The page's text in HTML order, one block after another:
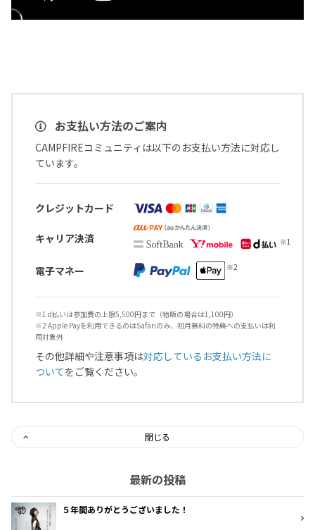
お支払い方法のご案内
CAMPFIREコミュニティは以下のお支払い方法に対応し
ています。
クレジットカード
キャリア決済
電子マネー
※1 d払いは参加費の上限5,500円まで（物販の場合は1,100円）
※2 Apple Payを利用できるのはSafariのみ、初月無料の特典への支払いは利
用対象外
その他詳細や注意事項は対応しているお支払い方法に
ついてをご覧ください。
閉じる
最新の投稿
５年間ありがとうございました！